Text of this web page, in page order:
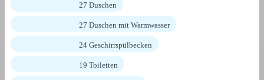
27 Duschen
27 Duschen mit Warmwasser
24 Geschirrspülbecken
19 Toiletten